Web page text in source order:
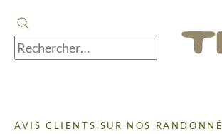
AVIS CLIENTS SUR NOS